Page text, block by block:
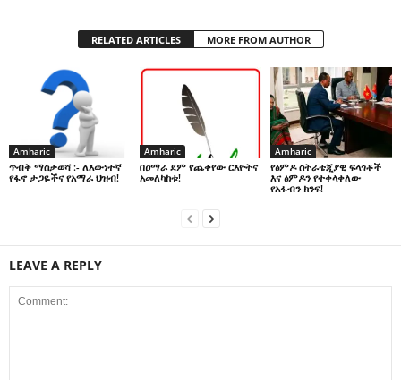
RELATED ARTICLES MORE FROM AUTHOR
Amharic
ጥብቅ ማስታወሻ :- ለእውነተኛ
የፋኖ ታጋዬችና የአማራ ህዝብ!
Amharic
በዐማራ ደም የጨቀየው ርእዮትና
አመለካከቱ!
Amharic
የፅምዶ ስትራቴጂያዊ ፍላጎቶች
እና ፅምዶን የተቀላቀለው
የአፋብን ክንፍ!
LEAVE A REPLY